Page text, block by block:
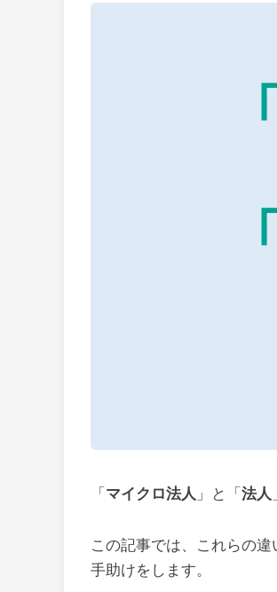
「 マイクロ法人 」と「 法人
この記事では、これらの
手助けをします。